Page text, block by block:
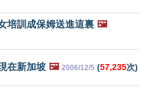
培訓成保姆送進這裏 🖼️
在新加坡 🖼️ 2006/12/5 (57,235次)